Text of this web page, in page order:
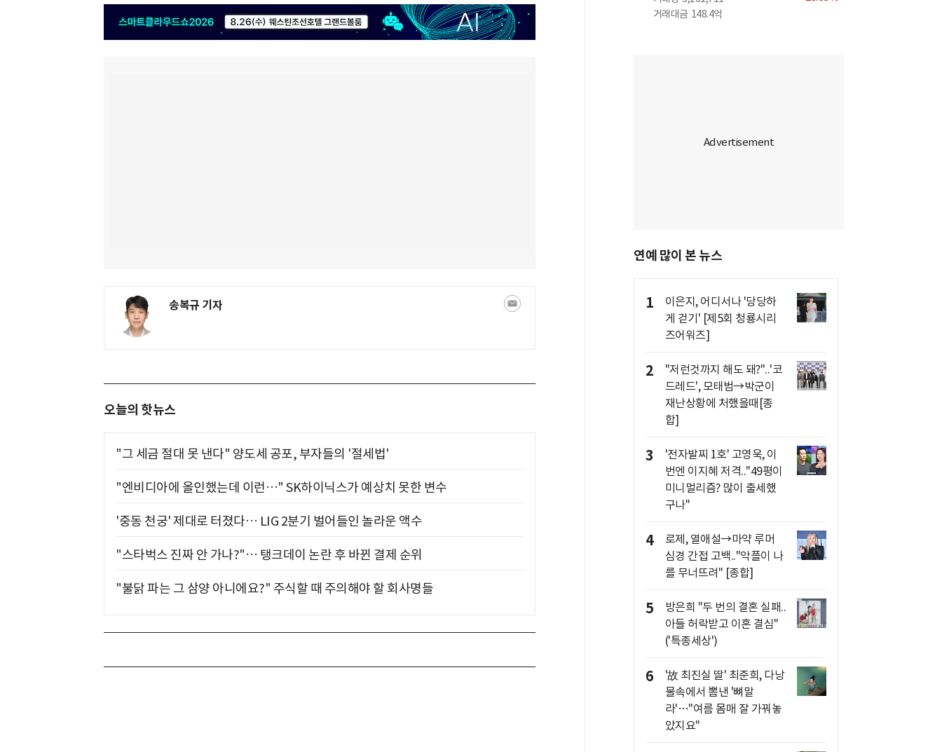
송복규 기자
오늘의 핫뉴스
"그 세금 절대 못 낸다" 양도세 공포, 부자들의 '절세법'
"엔비디아에 올인했는데 이런…" SK하이닉스가 예상치 못한 변수
'중동 천궁' 제대로 터졌다… LIG 2분기 벌어들인 놀라운 액수
"스타벅스 진짜 안 가나?"… 탱크데이 논란 후 바뀐 결제 순위
"불닭 파는 그 삼양 아니에요?" 주식할 때 주의해야 할 회사명들
거래대금 148.4억
연예 많이 본 뉴스
1
이은지, 어디서나 '당당하
게 걷기' [제5회 청룡시리
즈어워즈]
2
"저런것까지 해도 돼?"..'코
드레드', 모태범→박군이
재난상황에 처했을때[종
합]
3
'전자발찌 1호' 고영욱, 이
번엔 이지혜 저격.."49평이
미니멀리즘? 많이 출세했
구나"
4
로제, 열애설→마약 루머
심경 간접 고백.."악플이 나
를 무너뜨려" [종합]
5
방은희 "두 번의 결혼 실패..
아들 허락받고 이혼 결심"
('특종세상')
6
'故 최진실 딸' 최준희, 다낭
물속에서 뽐낸 '뼈말
라'…"여름 몸매 잘 가꿔놓
았지요"